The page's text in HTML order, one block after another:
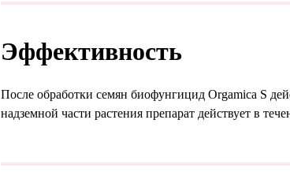
Эффективность
После обработки семян биофунгицид Orgamica S
надземной части растения препарат действует в